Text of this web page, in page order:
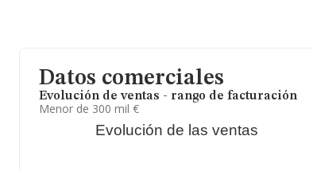
Datos comerciales
Evolución de ventas - rango de facturación
Menor de 300 mil €
Evolución de las ventas